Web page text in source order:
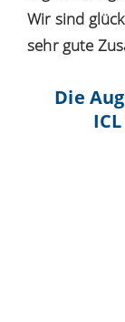
Wir sind
sehr gute
Die